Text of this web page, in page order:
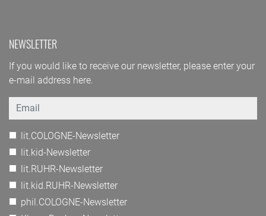
NEWSLETTER
If you would like to receive our newsletter, please enter your
e-mail address here.
Email
lit.COLOGNE-Newsletter
lit.kid-Newsletter
lit.RUHR-Newsletter
lit.kid.RUHR-Newsletter
phil.COLOGNE-Newsletter